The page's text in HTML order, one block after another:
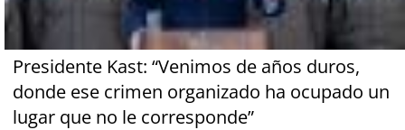
Presidente Kast: “Venimos de años duros,
donde ese crimen organizado ha ocupado un
lugar que no le corresponde”